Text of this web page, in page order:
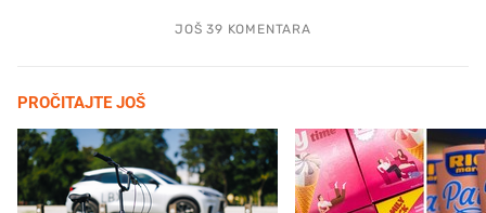
JOŠ 39 KOMENTARA
PROČITAJTE JOŠ